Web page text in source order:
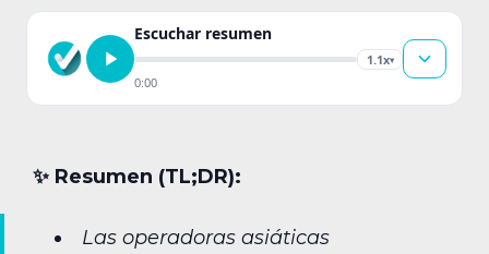
Escuchar resumen
1.1x▾
0:00
✨︎ Resumen (TL;DR):
Las operadoras asiáticas